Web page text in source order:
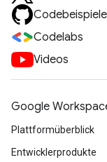
Codebeispiele
Codelabs
Videos
Google
Plattformüberblick
Entwicklerprodukte